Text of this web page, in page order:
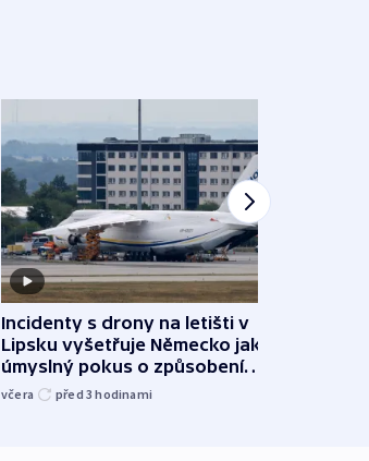
Incidenty s drony na letišti v
Lipsku vyšetřuje Německo jako
úmyslný pokus o způsobení
exploze
včera před 3hodinami